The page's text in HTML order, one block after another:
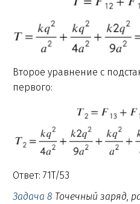
Второе уравнение с
первого:
Ответ: 71T/53
Задача 8 Точечный заряд,